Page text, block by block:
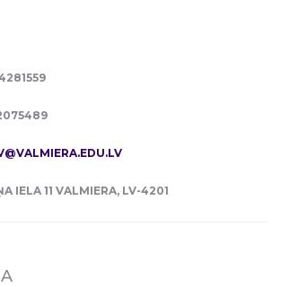
IELA 11 VALMIERA, LV-4201